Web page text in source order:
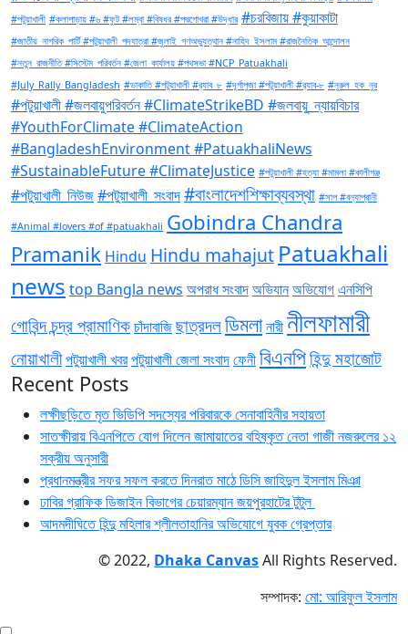
#পটুয়াখালী #কলাপাড়ায় #৬ #ফুট #লম্বা #বিষধর #পদ্মগোখরা #উদ্ধার #চরবিজায় #কুয়াকাটা
#জাতীয়_নাগরিক_পার্টি #পটুয়াখালী_পদযাত্রা #জুলাই_গণঅভ্যুত্থান #নাহিদ_ইসলাম #রাজনৈতিক_আন্দোলন
#নতুন_রাজনীতি #সিস্টেম_পরিবর্তন #জেলা_কার্যালয় #পথসভা #NCP_Patuakhali
#July_Rally_Bangladesh #ডাকাতি #পটুয়াখালী #র‍্যাব_৮ #দূর্গাপুজা #পটুয়াখালী #র‍্যাব-৮ #নুরুল_হক_নুর
#পটুয়াখালী #জলবায়ুপরিবর্তন #ClimateStrikeBD #জলবায়ু_ন্যায়বিচার
#YouthForClimate #ClimateAction
#BangladeshEnvironment #PatuakhaliNews
#SustainableFuture #ClimateJustice #পটুয়াখালী #হত্যা #মামলা #কালীগঞ্জ
#পটুয়াখালী_নিউজ#পটুয়াখালী_সংবাদ#বাংলাদেশশিক্ষাব্যবস্থা #সাপ #বন্যাপ্রানী
#Animal #lovers #of #patuakhali Gobindra Chandra
Pramanik Hindu Hindu mahajut Patuakhali
news top Bangla news অপরাধ সংবাদঅভিযানঅভিযোগএনসিপি
গোবিন্দ চন্দ্র প্রামাণিকচাঁদাবাজিছাত্রদলডিমলানারীনীলফামারী
নোয়াখালীপটুয়াখালী খবরপটুয়াখালী জেলা সংবাদফেনীবিএনপিহিন্দু মহাজোট
Recent Posts
লক্ষীছড়িতে মৃত ভিডিপি সদস্যের পরিবারকে সেনাবাহিনীর সহায়তা
সাতক্ষীরায় বিএনপিতে যোগ দিলেন জামায়াতের বহিষ্কৃত নেতা গাজী নজরুলের ১২
সক্রীয় অনুসারী
প্রধানমন্ত্রীর সফর সফল করতে দিনরাত মাঠে ডিসি জাহিদুল ইসলাম মিঞা
ঢাবির গ্রাফিক ডিজাইন বিভাগের চেয়ারম্যান জয়পুরহাটের টুটুল
আদমদীঘিতে হিন্দু মহিলার শ্লীলতাহানির অভিযোগে যুবক গ্রেপ্তার
© 2022, Dhaka CanvasAll Rights Reserved.
সম্পাদক: মো: আরিফুল ইসলাম